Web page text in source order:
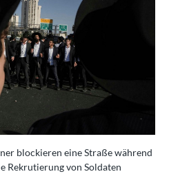
blockieren eine Straße während
Rekrutierung von Soldaten